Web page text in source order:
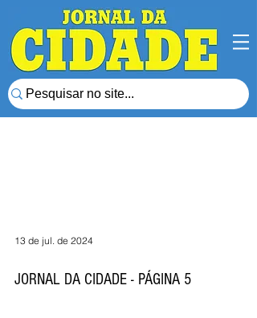
13 de jul. de 2024
JORNAL DA CIDADE - PÁGINA 5